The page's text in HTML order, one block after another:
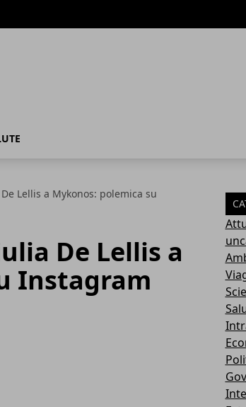
Lellis a Mykonos: polemica su
De Lellis a
Instagram